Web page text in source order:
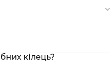
кілець?